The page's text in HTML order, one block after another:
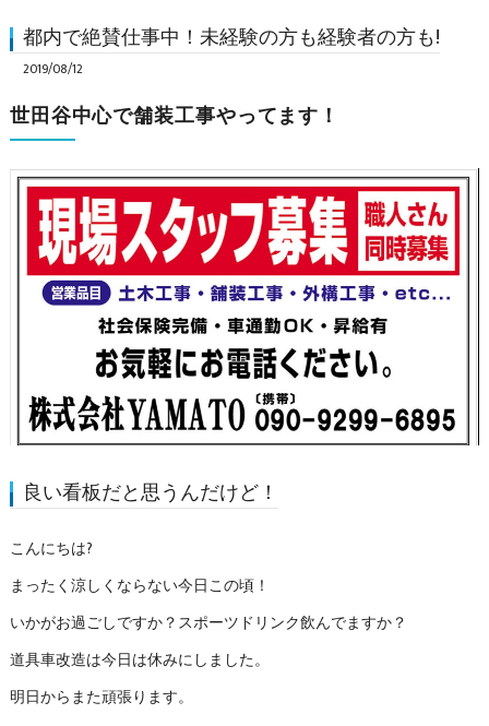
都内で絶賛仕事中！未経験の方も経験者の方も!
2019/08/12
世田谷中心で舗装工事やってます！
良い看板だと思うんだけど！
こんにちは?
まったく涼しくならない今日この頃！
いかがお過ごしですか？スポーツドリンク飲んでますか？
道具車改造は今日は休みにしました。
明日からまた頑張ります。